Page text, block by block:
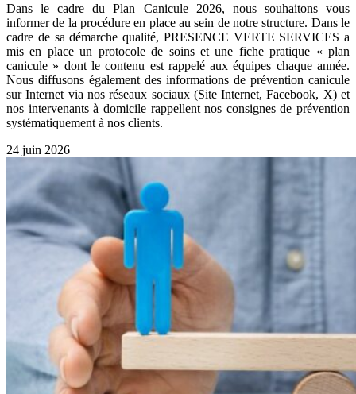
Dans le cadre du Plan Canicule 2026, nous souhaitons vous
informer de la procédure en place au sein de notre structure. Dans le
cadre de sa démarche qualité, PRESENCE VERTE SERVICES a
mis en place un protocole de soins et une fiche pratique « plan
canicule » dont le contenu est rappelé aux équipes chaque année.
Nous diffusons également des informations de prévention canicule
sur Internet via nos réseaux sociaux (Site Internet, Facebook, X) et
nos intervenants à domicile rappellent nos consignes de prévention
systématiquement à nos clients.
24 juin 2026